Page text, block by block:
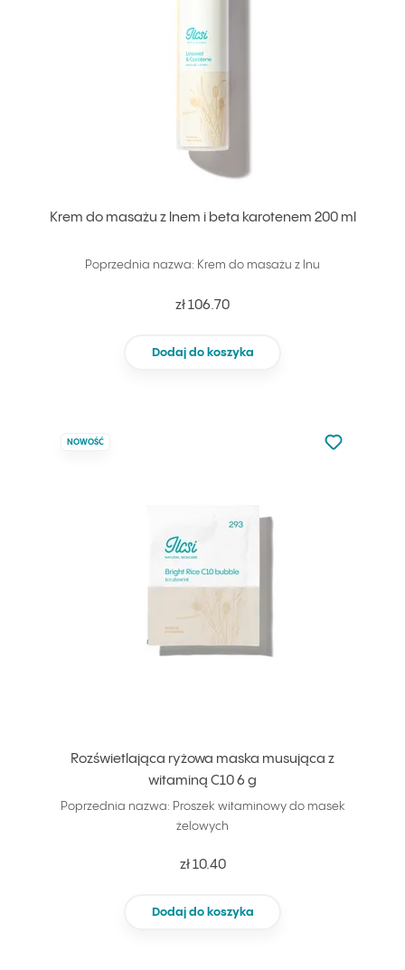
Krem do masażu z lnem i beta karotenem 200 ml
Poprzednia nazwa: Krem do masażu z lnu
zł 106.70
Dodaj do koszyka
Rozświetlająca ryżowa maska musująca z
witaminą C10 6 g
NOWOŚĆ
Poprzednia nazwa: Proszek witaminowy do masek
żelowych
zł 10.40
Dodaj do koszyka
Nie dodano
Dodaj do